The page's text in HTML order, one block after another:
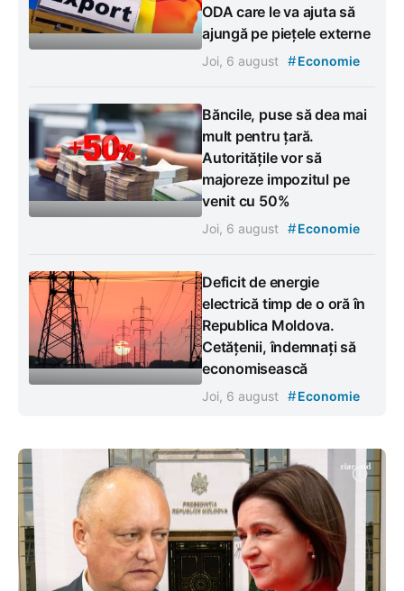
ODA care le va ajuta să
ajungă pe piețele externe
Joi, 6 august #Economie
Băncile, puse să dea mai
mult pentru țară.
Autoritățile vor să
majoreze impozitul pe
venit cu 50%
Joi, 6 august #Economie
Deficit de energie
electrică timp de o oră în
Republica Moldova.
Cetățenii, îndemnați să
economisească
Joi, 6 august #Economie